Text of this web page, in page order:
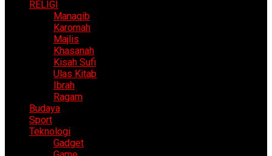
RELIGI
Manaqib
Karomah
Majlis
Khasanah
Kisah Sufi
Ulas Kitab
Ibrah
Ragam
Budaya
Sport
Teknologi
Gadget